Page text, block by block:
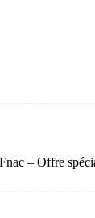
– Offre